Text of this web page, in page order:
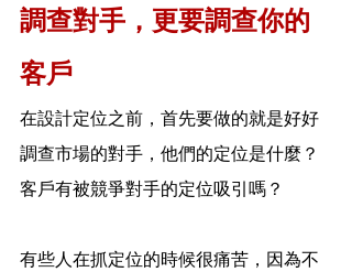
調查對手，更要調查你的
客戶
在設計定位之前，首先要做的就是好好
調查市場的對手，他們的定位是什麼？
客戶有被競爭對手的定位吸引嗎？
有些人在抓定位的時候很痛苦，因為不